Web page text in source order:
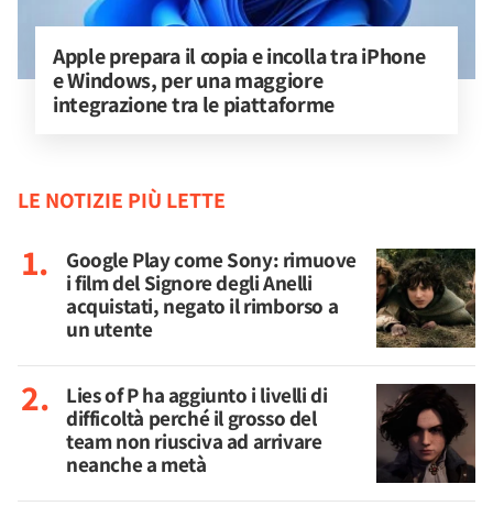
Apple prepara il copia e incolla tra iPhone
e Windows, per una maggiore
integrazione tra le piattaforme
LE NOTIZIE PIÙ LETTE
Google Play come Sony: rimuove
i film del Signore degli Anelli
acquistati, negato il rimborso a
un utente
Lies of P ha aggiunto i livelli di
difficoltà perché il grosso del
team non riusciva ad arrivare
neanche a metà